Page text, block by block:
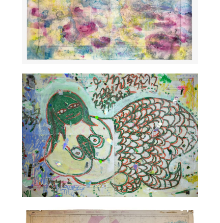
TALC02-31 – Jean-Baptiste Bernadet
TALC02-32 – Gaëlle Choisne